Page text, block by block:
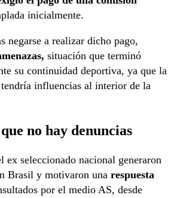
inicialmente.
negarse a realizar dicho pago,
situación que terminó
su continuidad deportiva, ya que la
influencias al interior de la
no hay denuncias
ex seleccionado nacional generaron
Brasil y motivaron una respuesta
por el medioAS, desde